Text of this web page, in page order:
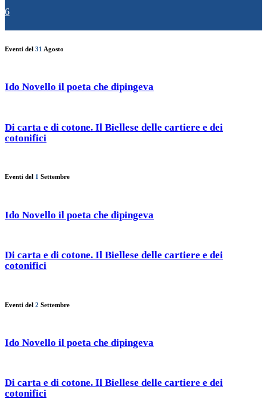
6
Eventi del 31 Agosto
Ido Novello il poeta che dipingeva
Di carta e di cotone. Il Biellese delle cartiere e dei
cotonifici
Eventi del 1 Settembre
Ido Novello il poeta che dipingeva
Di carta e di cotone. Il Biellese delle cartiere e dei
cotonifici
Eventi del 2 Settembre
Ido Novello il poeta che dipingeva
Di carta e di cotone. Il Biellese delle cartiere e dei
cotonifici